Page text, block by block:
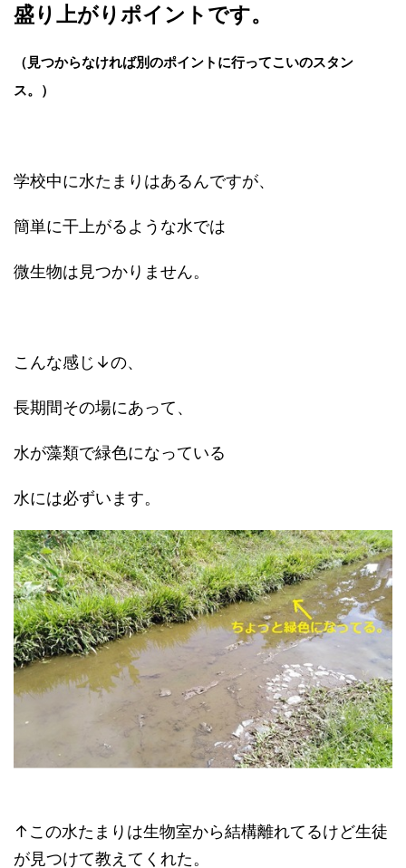
盛り上がりポイントです。
（見つからなければ別のポイントに行ってこいのスタン
ス。）
学校中に水たまりはあるんですが、
簡単に干上がるような水では
微生物は見つかりません。
こんな感じ↓の、
長期間その場にあって、
水が藻類で緑色になっている
水には必ずいます。
↑この水たまりは生物室から結構離れてるけど生徒
が見つけて教えてくれた。